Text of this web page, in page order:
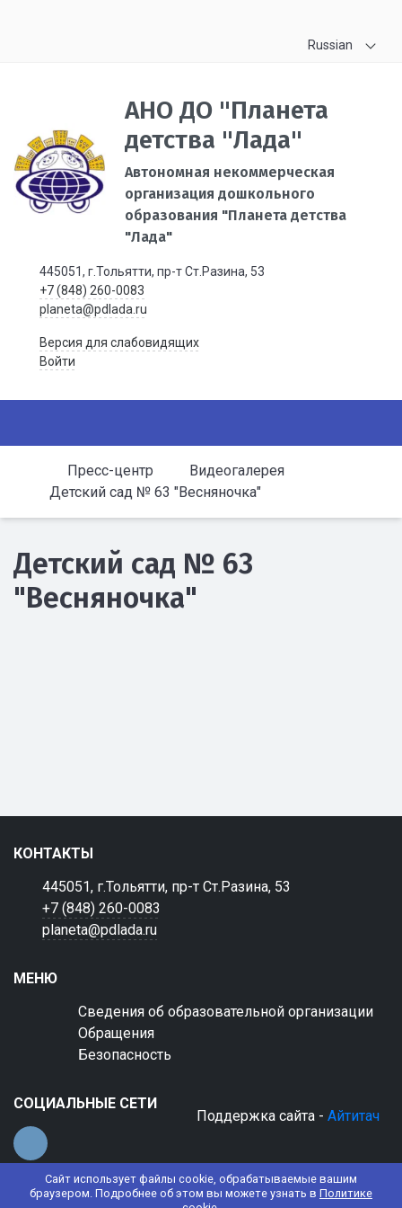
Сайт использует файлы cookie, обрабатываемые вашим
браузером. Подробнее об этом вы можете узнать в Политике
Russian
АНО ДО "Планета
детства "Лада"
Автономная некоммерческая
организация дошкольного
образования "Планета детства
"Лада"
445051, г.Тольятти, пр-т Ст.Разина, 53
+7 (848) 260-0083
planeta@pdlada.ru
Версия для слабовидящих
Войти
Пресс-центр
Видеогалерея
Детский сад № 63 "Весняночка"
Детский сад № 63
"Весняночка"
КОНТАКТЫ
445051, г.Тольятти, пр-т Ст.Разина, 53
+7 (848) 260-0083
planeta@pdlada.ru
МЕНЮ
Сведения об образовательной организации
Обращения
Безопасность
СОЦИАЛЬНЫЕ СЕТИ
Поддержка сайта - Айтитач